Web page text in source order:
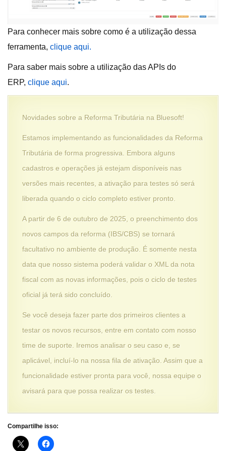
Para conhecer mais sobre como é a utilização dessa
ferramenta, clique aqui.
Para saber mais sobre a utilização das APIs do
ERP, clique aqui.
Novidades sobre a Reforma Tributária na Bluesoft!
Estamos implementando as funcionalidades da Reforma
Tributária de forma progressiva. Embora alguns
cadastros e operações já estejam disponíveis nas
versões mais recentes, a ativação para testes só será
liberada quando o ciclo completo estiver pronto.
A partir de 6 de outubro de 2025, o preenchimento dos
novos campos da reforma (IBS/CBS) se tornará
facultativo no ambiente de produção. É somente nesta
data que nosso sistema poderá validar o XML da nota
fiscal com as novas informações, pois o ciclo de testes
oficial já terá sido concluído.
Se você deseja fazer parte dos primeiros clientes a
testar os novos recursos, entre em contato com nosso
time de suporte. Iremos analisar o seu caso e, se
aplicável, incluí-lo na nossa fila de ativação. Assim que a
funcionalidade estiver pronta para você, nossa equipe o
avisará para que possa realizar os testes.
Compartilhe isso: